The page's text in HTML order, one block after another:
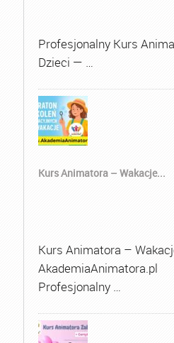
Profesjonalny Kurs
Dzieci — …
Kurs Animatora – Wakacje...
Kurs Animatora –
AkademiaAnimatora.pl
Profesjonalny …